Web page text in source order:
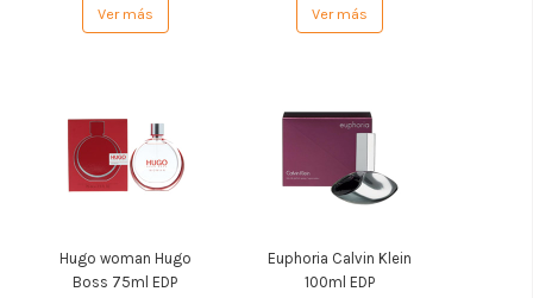
Ver más Ver más
Hugo woman Hugo
Boss 75ml EDP
Euphoria Calvin Klein
100ml EDP